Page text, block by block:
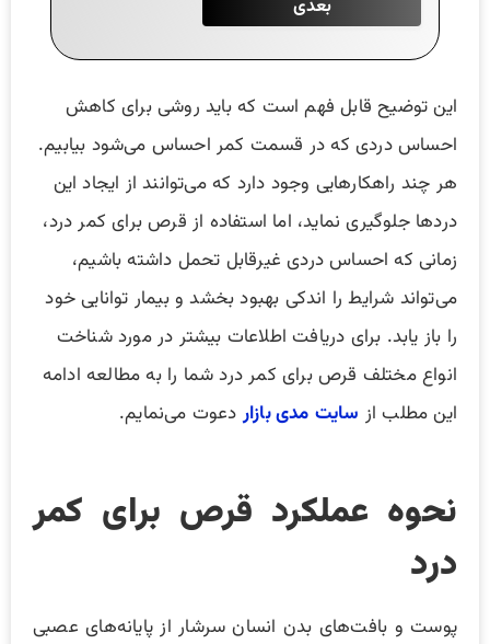
این توضیح قابل فهم است که باید روشی برای کاهش
احساس دردی که در قسمت کمر احساس می‌شود بیابیم.
هر چند راهکارهایی وجود دارد که می‌توانند از ایجاد این
دردها جلوگیری نماید، اما استفاده از قرص برای کمر درد،
زمانی که احساس دردی غیرقابل تحمل داشته باشیم،
می‌تواند شرایط را اندکی بهبود بخشد و بیمار توانایی خود
را باز یابد. برای دریافت اطلاعات بیشتر در مورد شناخت
انواع مختلف قرص برای کمر درد شما را به مطالعه ادامه
این مطلب از سایت مدی بازاردعوت می‌نمایم.
نحوه عملکرد قرص برای کمر
درد
پوست و بافت‌های بدن انسان سرشار از پایانه‌های عصبی